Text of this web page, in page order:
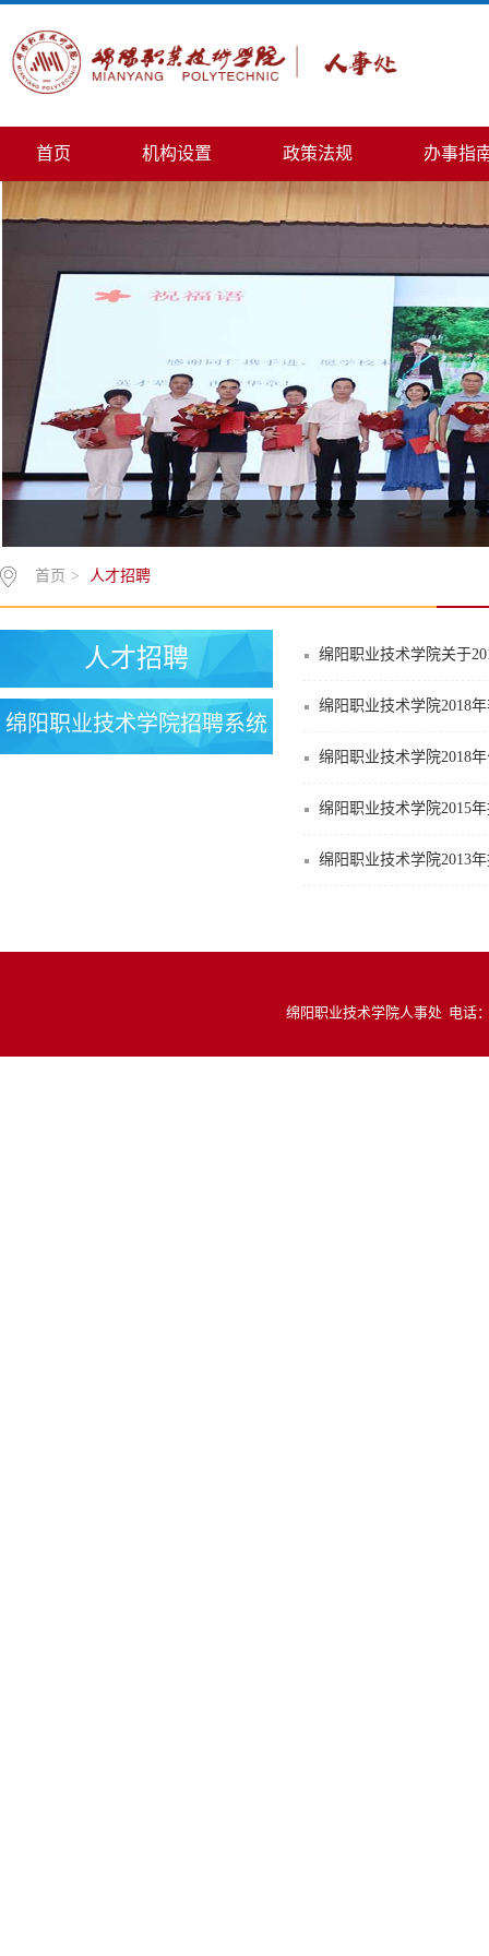
首页 机构设置 政策法规 办事指
首页 > 人才招聘
人才招聘
绵阳职业技术学院招聘系统
绵阳职业技术学院关于
绵阳职业技术学院2018
绵阳职业技术学院2018
绵阳职业技术学院2015
绵阳职业技术学院2013
绵阳职业技术学院人事处 电话